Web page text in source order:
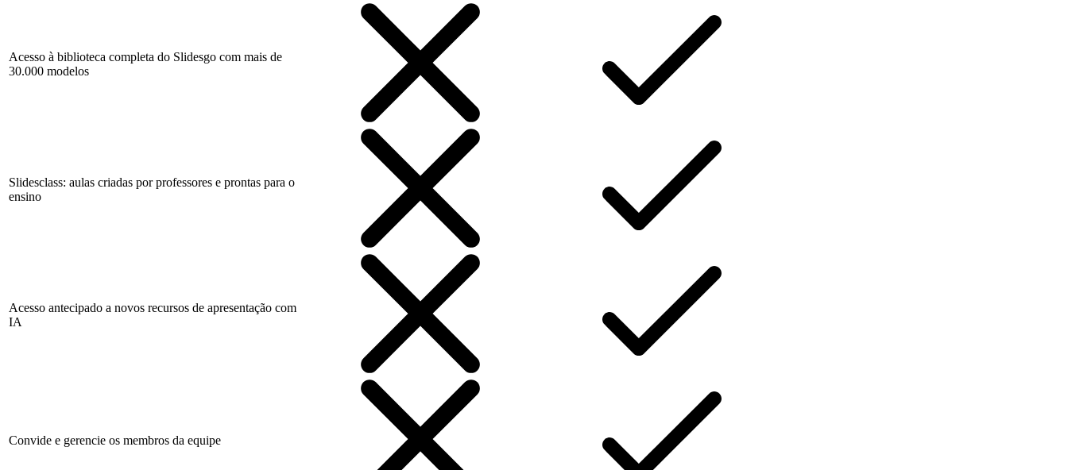
Acesso à biblioteca completa do Slidesgo com mais de
30.000 modelos
Slidesclass: aulas criadas por professores e prontas para o
ensino
Acesso antecipado a novos recursos de apresentação com
IA
Convide e gerencie os membros da equipe